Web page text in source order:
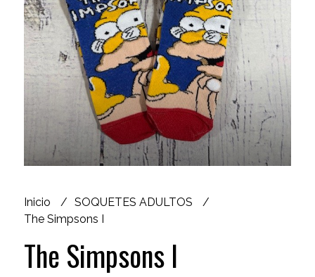
Inicio
SOQUETES ADULTOS
The Simpsons I
The Simpsons I